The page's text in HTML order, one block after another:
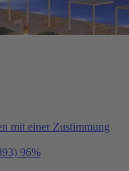
mit einer Zustimmung
96%